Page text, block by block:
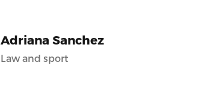
Adriana Sanchez
Law and sport